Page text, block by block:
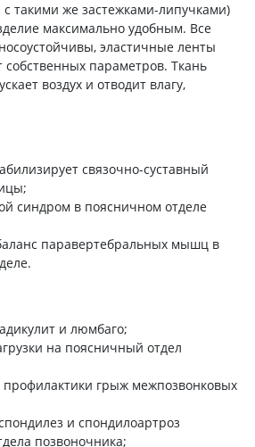
такими же застежками-липучками)
максимально удобным. Все
эластичные ленты
параметров. Ткань
воздух и отводит влагу,
связочно-суставный
синдром в поясничном отделе
паравертебральных мышц в
и люмбаго;
на поясничный отдел
профилактики грыж межпозвонковых
и спондилоартроз
позвоночника;